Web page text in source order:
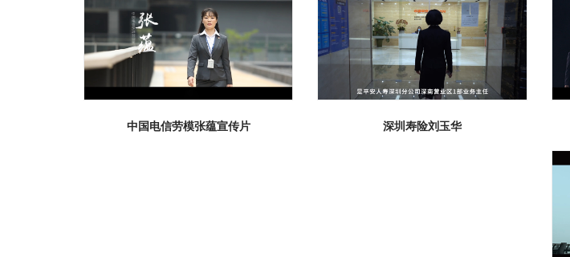
中国电信劳模张蕴宣传片 深圳寿险刘玉华